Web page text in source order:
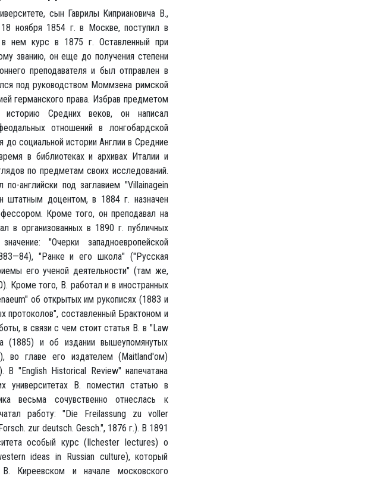
сын Гаврилы Киприановича В.,
18 ноября 1854 г. в Москве, поступил в
нем курс в 1875 г. Оставленный при
званию, он еще до получения степени
преподавателя и был отправлен в
под руководством Моммзена римской
германского права. Избрав предметом
историю Средних веков, он написал
отношений в лонгобардской
социальной истории Англии в Средние
в библиотеках и архивах Италии и
по предметам своих исследований.
английски под заглавием "Villainagein
штатным доцентом, в 1884 г. назначен
Кроме того, он преподавал на
в организованных в 1890 г. публичных
"Очерки западноевропейской
"Ранке и его школа" ("Русская
его ученой деятельности" (там же,
Кроме того, В. работал и в иностранных
об открытых им рукописях (1883 и
протоколов", составленный Брактоном и
в связи с чем стоит статья В. в "Law
(1885) и об издании вышеупомянутых
во главе его издателем (Maitland'ом)
В "English Historical Review" напечатана
университетах В. поместил статью в
весьма сочувственно отнеслась к
работу: "Die Freilassung zu voller
zur deutsch. Gesch.", 1876 г.). В 1891
особый курс (Ilchester lectures) о
ideas in Russian culture), который
Киреевском и начале московского